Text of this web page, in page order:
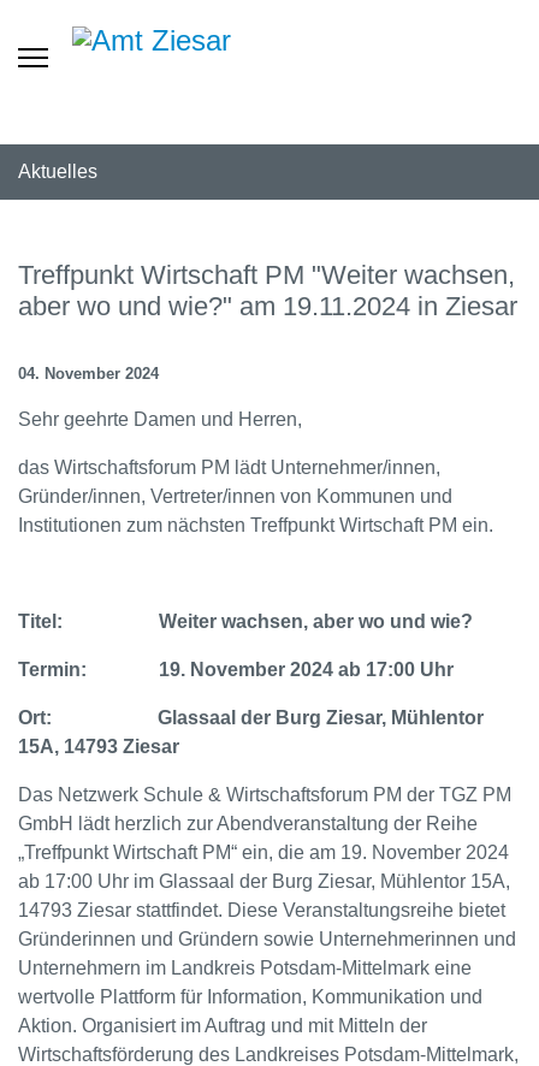
Aktuelles
Treffpunkt Wirtschaft PM "Weiter wachsen,
aber wo und wie?" am 19.11.2024 in Ziesar
04. November 2024
Sehr geehrte Damen und Herren,
das Wirtschaftsforum PM lädt Unternehmer/innen,
Gründer/innen, Vertreter/innen von Kommunen und
Institutionen zum nächsten Treffpunkt Wirtschaft PM ein.
Titel: Weiter wachsen, aber wo und wie?
Termin: 19. November 2024 ab 17:00 Uhr
Ort: Glassaal der Burg Ziesar, Mühlentor
15A, 14793 Ziesar
Das Netzwerk Schule & Wirtschaftsforum PM der TGZ PM
GmbH lädt herzlich zur Abendveranstaltung der Reihe
„Treffpunkt Wirtschaft PM“ ein, die am 19. November 2024
ab 17:00 Uhr im Glassaal der Burg Ziesar, Mühlentor 15A,
14793 Ziesar stattfindet. Diese Veranstaltungsreihe bietet
Gründerinnen und Gründern sowie Unternehmerinnen und
Unternehmern im Landkreis Potsdam-Mittelmark eine
wertvolle Plattform für Information, Kommunikation und
Aktion. Organisiert im Auftrag und mit Mitteln der
Wirtschaftsförderung des Landkreises Potsdam-Mittelmark,